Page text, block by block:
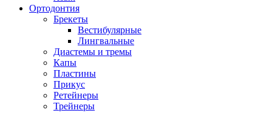
Ортодонтия
Брекеты
Вестибулярные
Лингвальные
Диастемы и тремы
Капы
Пластины
Прикус
Ретейнеры
Трейнеры